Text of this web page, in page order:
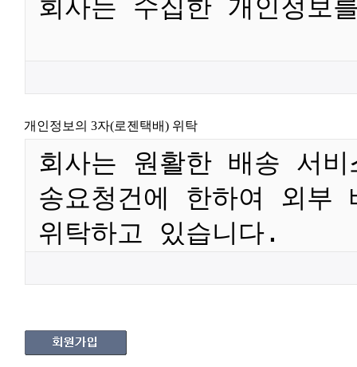
개인정보의 3자(로젠택배) 위탁